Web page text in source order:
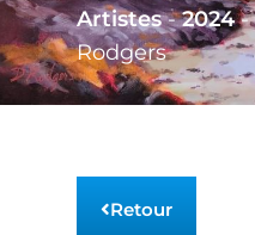
Artistes-2024-
Rodgers
Retour